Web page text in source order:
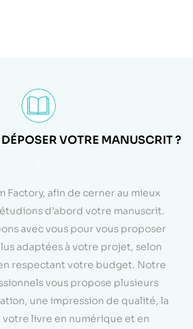
VOTRE MANUSCRIT ?
Factory, afin de cerner au mieux
d’abord votre manuscrit.
avec vous pour vous proposer
adaptées à votre projet, selon
respectant votre budget. Notre
vous propose plusieurs
une impression de qualité, la
livre en numérique et en